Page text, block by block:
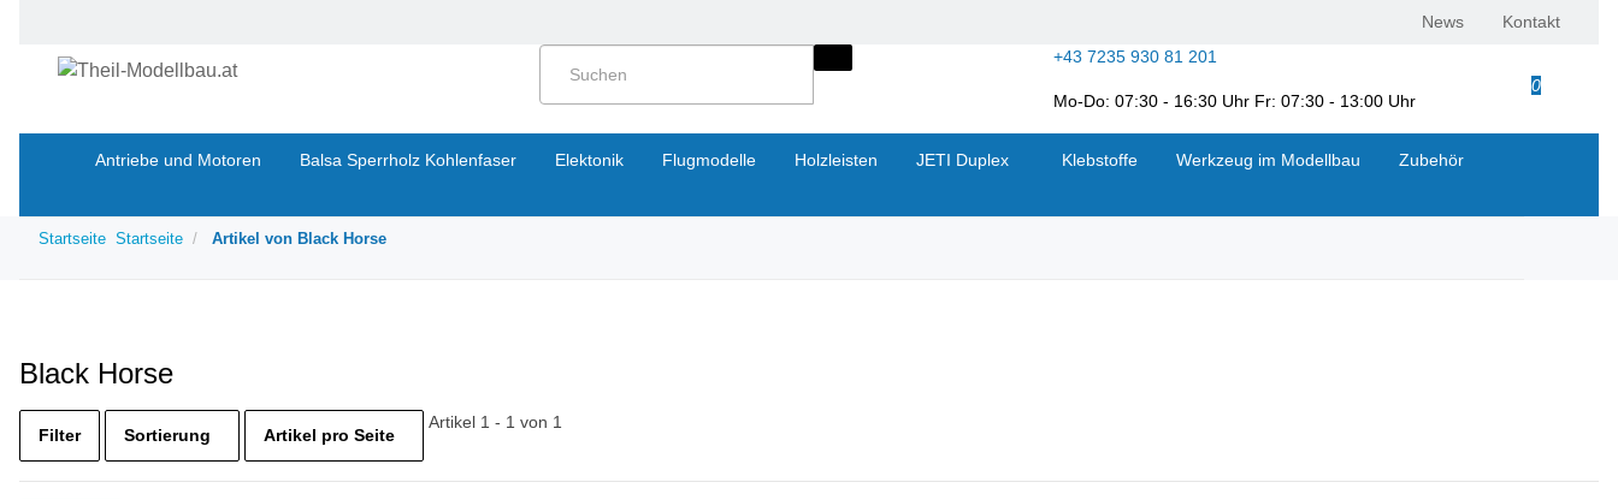
News
Kontakt
+43 7235 930 81 201
Mo-Do: 07:30 - 16:30 Uhr Fr: 07:30 - 13:00 Uhr
0
Antriebe und Motoren Balsa Sperrholz Kohlenfaser Elektonik Flugmodelle Holzleisten JETI Duplex Klebstoffe Werkzeug im Modellbau Zubehör
Startseite Startseite Artikel von Black Horse
Black Horse
Filter Sortierung Artikel pro Seite
Artikel 1 - 1 von 1